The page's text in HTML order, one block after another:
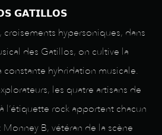
𝗚𝗔𝗧𝗜𝗟𝗟𝗢𝗦
hypersoniques, dans
des Gatillos, on cultive la
constante hybridation musicale.
les quatre artisans de
l’étiquette rock apportent chacun
B, vétéran de la scène